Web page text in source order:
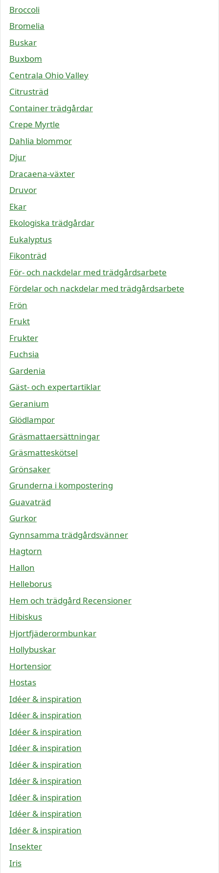
Broccoli
Bromelia
Buskar
Buxbom
Centrala Ohio Valley
Citrusträd
Container trädgårdar
Crepe Myrtle
Dahlia blommor
Djur
Dracaena-växter
Druvor
Ekar
Ekologiska trädgårdar
Eukalyptus
Fikonträd
För- och nackdelar med trädgårdsarbete
Fördelar och nackdelar med trädgårdsarbete
Frön
Frukt
Frukter
Fuchsia
Gardenia
Gäst- och expertartiklar
Geranium
Glödlampor
Gräsmattaersättningar
Gräsmatteskötsel
Grönsaker
Grunderna i kompostering
Guavaträd
Gurkor
Gynnsamma trädgårdsvänner
Hagtorn
Hallon
Helleborus
Hem och trädgård Recensioner
Hibiskus
Hjortfjäderormbunkar
Hollybuskar
Hortensior
Hostas
Idéer & inspiration
Idéer & inspiration
Idéer & inspiration
Idéer & inspiration
Idéer & inspiration
Idéer & inspiration
Idéer & inspiration
Idéer & inspiration
Idéer & inspiration
Insekter
Iris